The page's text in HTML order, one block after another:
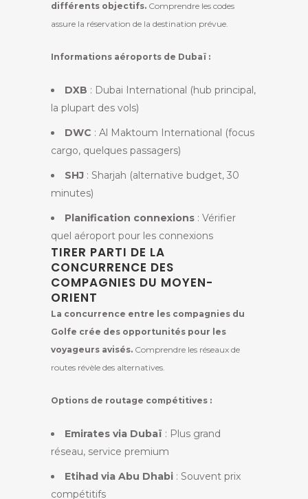
différents objectifs. Comprendre les codes
assure la réservation de la destination prévue.
Informations aéroports de Dubaï :
DXB : Dubai International (hub principal,
la plupart des vols)
DWC : Al Maktoum International (focus
cargo, quelques passagers)
SHJ : Sharjah (alternative budget, 30
minutes)
Planification connexions : Vérifier
quel aéroport pour les connexions
TIRER PARTI DE LA
CONCURRENCE DES
COMPAGNIES DU MOYEN-
ORIENT
La concurrence entre les compagnies du
Golfe crée des opportunités pour les
voyageurs avisés. Comprendre les réseaux de
routes révèle des alternatives.
Options de routage compétitives :
Emirates via Dubaï : Plus grand
réseau, service premium
Etihad via Abu Dhabi : Souvent prix
compétitifs